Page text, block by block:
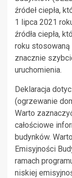
źródeł ciepła,
1 lipca 2021
źródła ciepła,
roku
znacznie
uruchomienia.
Deklaracja
(ogrzewanie
Warto
całościowe
budynków.
Emisyjności
ramach
niskiej